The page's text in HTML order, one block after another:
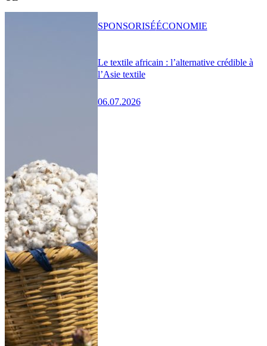
Le textile africain : l’alternative crédible à
l’Asie textile
06.07.2026
SPONSORISÉÉCONOMIE